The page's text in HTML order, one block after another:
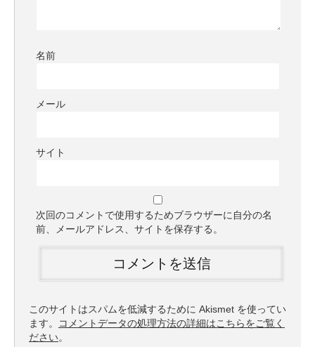
名前
メール
サイト
次回のコメントで使用するためブラウザーに自分の名
前、メールアドレス、サイトを保存する。
このサイトはスパムを低減するために Akismet を使ってい
ます。
コメントデータの処理方法の詳細はこちらをご覧く
ださい。